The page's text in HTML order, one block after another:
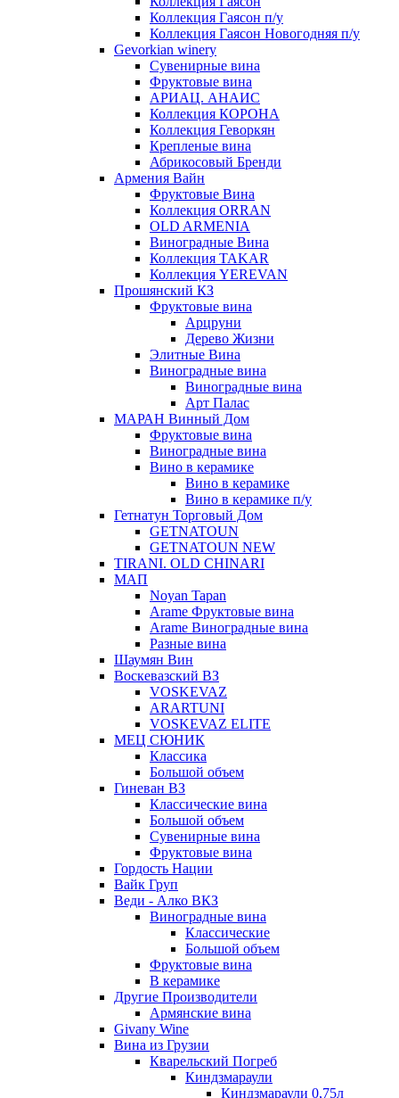
Коллекция Гаясон п/у
Коллекция Гаясон Новогодняя п/у
Gevorkian winery
Сувенирные вина
Фруктовые вина
АРИАЦ. АНАИС
Коллекция КОРОНА
Коллекция Геворкян
Крепленые вина
Абрикосовый Бренди
Армения Вайн
Фруктовые Вина
Коллекция ORRAN
OLD ARMENIA
Виноградные Вина
Коллекция TAKAR
Коллекция YEREVAN
Прошянский КЗ
Фруктовые вина
Арцруни
Дерево Жизни
Элитные Вина
Виноградные вина
Виноградные вина
Арт Палас
МАРАН Винный Дом
Фруктовые вина
Виноградные вина
Вино в керамике
Вино в керамике
Вино в керамике п/у
Гетнатун Торговый Дом
GETNATOUN
GETNATOUN NEW
TIRANI. OLD CHINARI
МАП
Noyan Tapan
Arame Фруктовые вина
Arame Виноградные вина
Разные вина
Шаумян Вин
Воскевазский ВЗ
VOSKEVAZ
ARARTUNI
VOSKEVAZ ELITE
МЕЦ СЮНИК
Классика
Большой объем
Гиневан ВЗ
Классические вина
Большой объем
Сувенирные вина
Фруктовые вина
Гордость Нации
Вайк Груп
Веди - Алко ВКЗ
Виноградные вина
Классические
Большой объем
Фруктовые вина
В керамике
Другие Производители
Армянские вина
Givany Wine
Вина из Грузии
Кварельский Погреб
Киндзмараули
Киндзмараули 0,75л